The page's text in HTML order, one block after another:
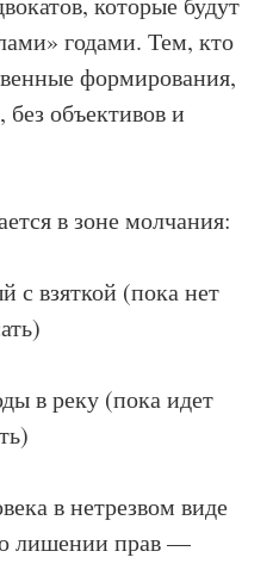
годами. Тем, кто
формирования,
без объективов и
в зоне молчания:
с взяткой (пока нет
в реку (пока идет
в нетрезвом виде
лишении прав —